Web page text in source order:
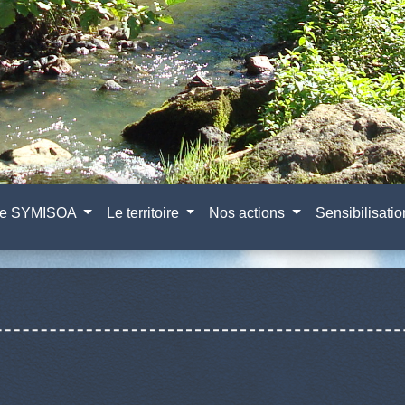
SYMISOA Le territoire Nos actions